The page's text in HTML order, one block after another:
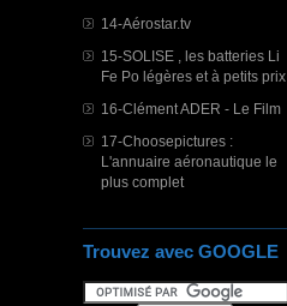
14-Aérostar.tv
15-SOLISE , les batteries Li
Fe Po légères et à petits prix
16-Clément ADER - Le Film
17-Choosepictures :
L'annuaire aéronautique le
plus complet
Trouvez avec GOOGLE